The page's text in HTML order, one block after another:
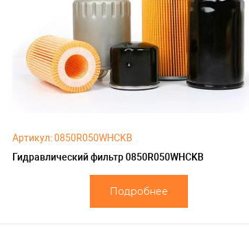
Артикул: 0850R050WHCKB
Гидравлический фильтр 0850R050WHCKB
Подробнее